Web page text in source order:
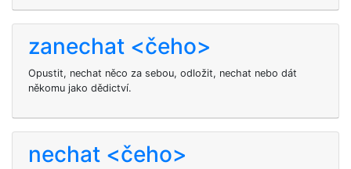
zanechat <čeho>
Opustit, nechat něco za sebou, odložit, nechat nebo dát
někomu jako dědictví.
nechat <čeho>